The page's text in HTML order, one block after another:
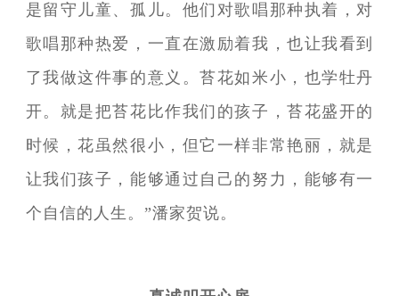
是留守儿童、孤儿。他们对歌唱那种执着，对
歌唱那种热爱，一直在激励着我，也让我看到
了我做这件事的意义。苔花如米小，也学牡丹
开。就是把苔花比作我们的孩子，苔花盛开的
时候，花虽然很小，但它一样非常艳丽，就是
让我们孩子，能够通过自己的努力，能够有一
个自信的人生。”潘家贺说。